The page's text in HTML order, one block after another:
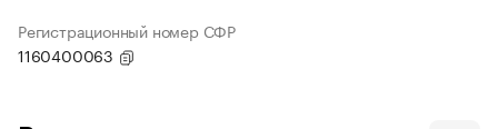
Регистрационный номер СФР
1160400063